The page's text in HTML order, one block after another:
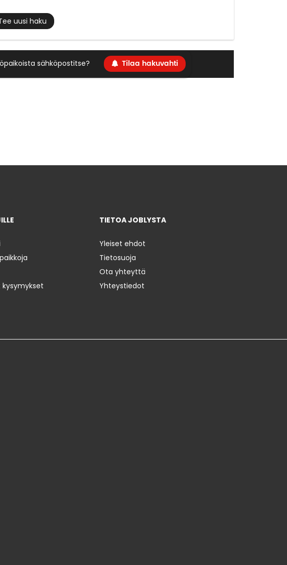
uusi haku
sähköpostitse? Tilaa hakuvahti
kysymykset
TIETOA JOBLYSTA
Yleiset ehdot
Tietosuoja
Ota yhteyttä
Yhteystiedot